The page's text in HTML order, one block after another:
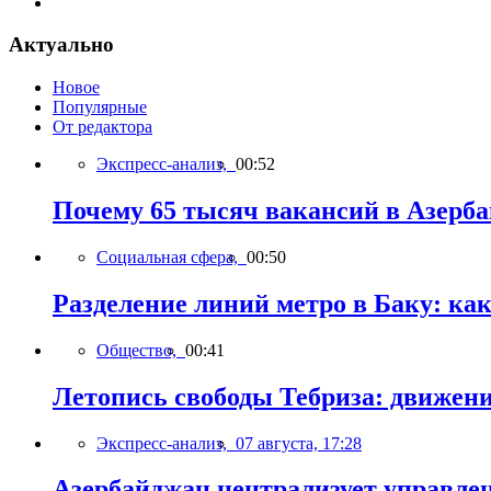
Актуально
Новое
Популярные
От редактора
Экспресс-анализ, 00:52
Почему 65 тысяч вакансий в
Социальная сфера, 00:50
Разделение линий метро в Баку:
Общество, 00:41
Летопись свободы Тебриза:
Экспресс-анализ, 07 августа, 17:28